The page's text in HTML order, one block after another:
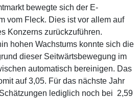
bewegte sich der E-
vom Fleck. Dies ist vor allem auf
Konzerns zurückzuführen.
hohen Wachstums konnte sich die
dieser Seitwärtsbewegung im
automatisch bereinigen. Das
auf 3,05. Für das nächste Jahr
lediglich noch bei 2,59